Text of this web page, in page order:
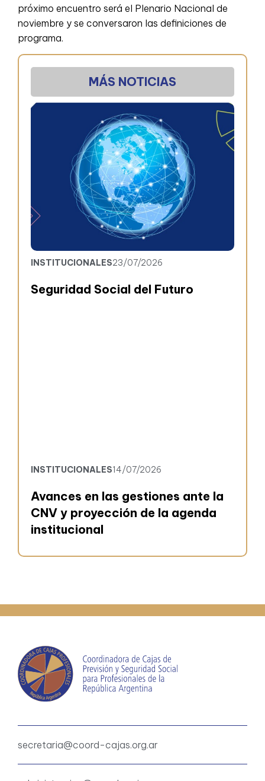
próximo encuentro será el Plenario Nacional de
noviembre y se conversaron las definiciones de
programa.
MÁS NOTICIAS
INSTITUCIONALES23/07/2026
Seguridad Social del Futuro
INSTITUCIONALES14/07/2026
Avances en las gestiones ante la
CNV y proyección de la agenda
institucional
secretaria@coord-cajas.org.ar